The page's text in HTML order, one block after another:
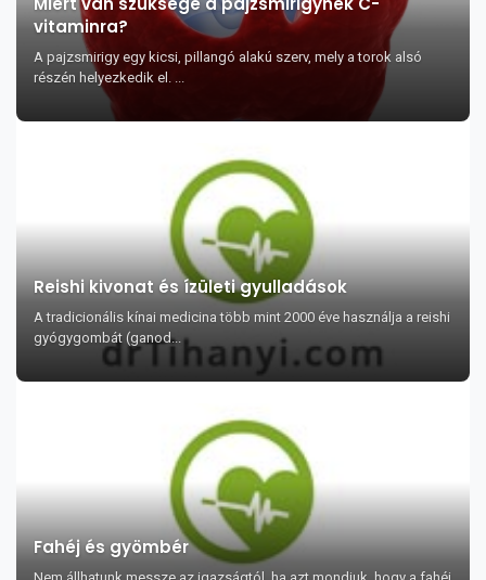
vitaminra?
A pajzsmirigy egy kicsi, pillangó alakú szerv, mely a torok alsó
részén helyezkedik el. ...
Reishi kivonat és ízületi gyulladások
A tradicionális kínai medicina több mint 2000 éve használja a reishi
gyógygombát (ganod...
Fahéj és gyömbér